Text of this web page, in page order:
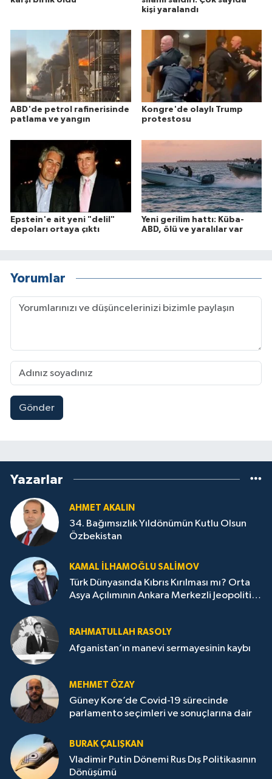
kişi yaralandı
ABD'de petrol rafinerisinde
patlama ve yangın
Kongre'de olaylı Trump
protestosu
Epstein'e ait yeni "delil"
depoları ortaya çıktı
Yeni gerilim hattı: Küba-
ABD, ölü ve yaralılar var
Yorumlar
Gönder
Yazarlar
AHMET AKALIN
34. Bağımsızlık Yıldönümün Kutlu Olsun
Özbekistan
KAMAL İLHAMOĞLU SALIMOV
Türk Dünyasında Kıbrıs Kırılması mı? Orta
Asya Açılımının Ankara Merkezli Jeopolitik
RAHMATULLAH RASOLY
Afganistan’ın manevi sermayesinin kaybı
MEHMET ÖZAY
Güney Kore’de Covid-19 sürecinde
parlamento seçimleri ve sonuçlarına dair
BURAK ÇALIŞKAN
Vladimir Putin Dönemi Rus Dış Politikasının
Dönüşümü